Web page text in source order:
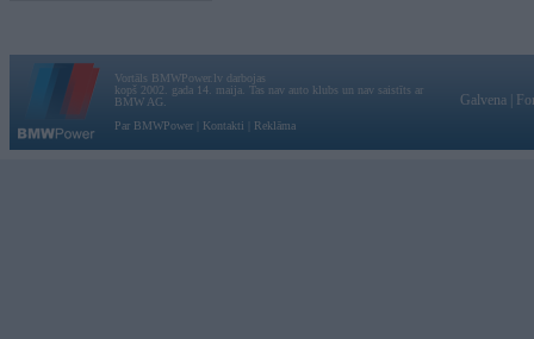
Vortāls BMWPower.lv darbojas
kopš 2002. gada 14. maija. Tas nav auto klubs un nav saistīts ar
BMW AG.
Par BMWPower
Kontakti Reklāma
Galvena